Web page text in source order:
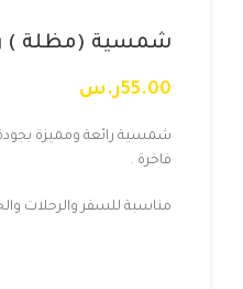
شمسية (مظلة )
55.00ر.س
شمسية رائعة ومميزة
فاخرة .
مناسبة للسفر والرحلات